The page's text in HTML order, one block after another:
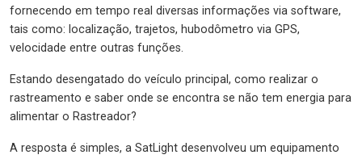
fornecendo em tempo real diversas informações via software,
tais como: localização, trajetos, hubodômetro via GPS,
velocidade entre outras funções.
Estando desengatado do veículo principal, como realizar o
rastreamento e saber onde se encontra se não tem energia para
alimentar o Rastreador?
A resposta é simples, a SatLight desenvolveu um equipamento